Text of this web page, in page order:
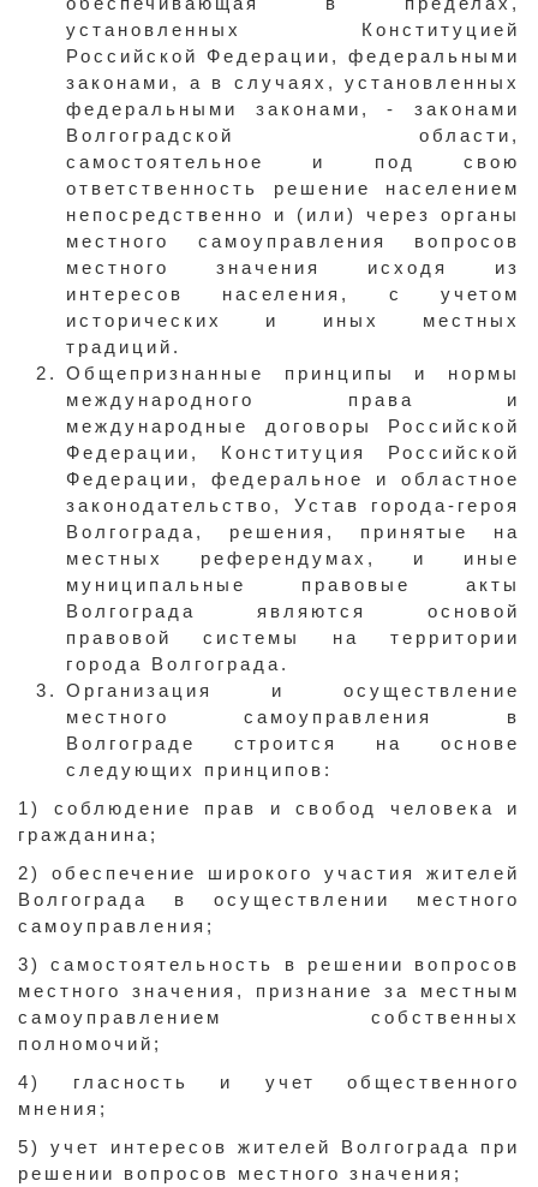
установленных Конституцией
Российской Федерации, федеральными
законами, а в случаях, установленных
федеральными законами, - законами
Волгоградской области,
самостоятельное и под свою
ответственность решение населением
непосредственно и (или) через органы
местного самоуправления вопросов
местного значения исходя из
интересов населения, с учетом
исторических и иных местных
традиций.
Общепризнанные принципы и нормы
международного права и
международные договоры Российской
Федерации, Конституция Российской
Федерации, федеральное и областное
законодательство, Устав города-героя
Волгограда, решения, принятые на
местных референдумах, и иные
муниципальные правовые акты
Волгограда являются основой
правовой системы на территории
города Волгограда.
Организация и осуществление
местного самоуправления в
Волгограде строится на основе
следующих принципов:
1) соблюдение прав и свобод человека и
гражданина;
2) обеспечение широкого участия жителей
Волгограда в осуществлении местного
самоуправления;
3) самостоятельность в решении вопросов
местного значения, признание за местным
самоуправлением собственных
полномочий;
4) гласность и учет общественного
мнения;
5) учет интересов жителей Волгограда при
решении вопросов местного значения;